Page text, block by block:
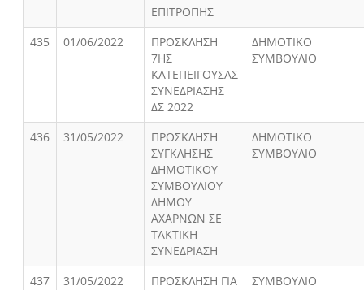
ΕΠΙΤΡΟΠΗΣ
435 01/06/2022
ΠΡΟΣΚΛΗΣΗ
7ΗΣ
ΚΑΤΕΠΕΙΓΟΥΣΑΣ
ΣΥΝΕΔΡΙΑΣΗΣ
ΔΣ 2022
ΔΗΜΟΤΙΚΟ
ΣΥΜΒΟΥΛΙΟ
436 31/05/2022
ΠΡΟΣΚΛΗΣΗ
ΣΥΓΚΛΗΣΗΣ
ΔΗΜΟΤΙΚΟΥ
ΣΥΜΒΟΥΛΙΟΥ
ΔΗΜΟΥ
ΑΧΑΡΝΩΝ ΣΕ
ΤΑΚΤΙΚΗ
ΣΥΝΕΔΡΙΑΣΗ
ΔΗΜΟΤΙΚΟ
ΣΥΜΒΟΥΛΙΟ
437 31/05/2022
ΠΡΟΣΚΛΗΣΗ ΓΙΑ
ΣΥΜΒΟΥΛΙΟ